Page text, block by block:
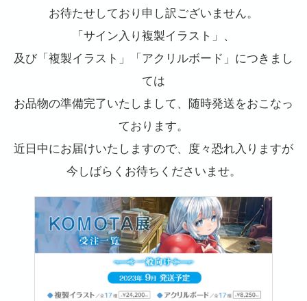
お待たせしており申し訳ございません。
「サイン入り複製イラスト」、
及び「複製イラスト」「アクリルボード」につきまし
ては
お品物の準備完了いたしまして、随時発送をおこなっ
ております。
近日中にお届けいたしますので、度々恐れ入りますが
今しばらくお待ちくださいませ。